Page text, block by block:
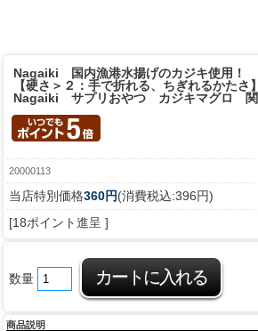
Nagaiki 国内漁港水揚げのカジキ使用！
【硬さ＞２：手で折れる、ちぎれるかたさ】
Nagaiki サプリおやつ カジキマグロ 関
20000113
当店特別価格360円(消費税込:396円)
[18ポイント進呈 ]
数量
商品説明